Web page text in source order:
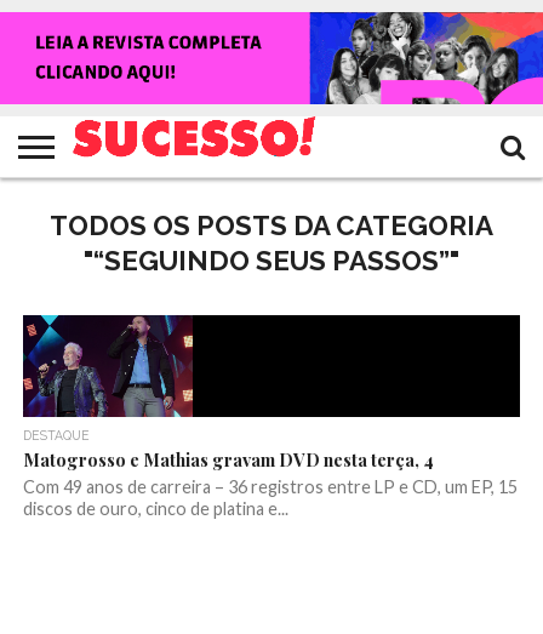
NOTÍCIAS
SHOWS
ENTREVISTAS
CLIQUES
RANKING
CROWLEY
TV
SUCESSO!
REVISTA
SUCESSO!
TODOS OS POSTS DA CATEGORIA
"“SEGUINDO SEUS PASSOS”"
DESTAQUE
Matogrosso e Mathias gravam DVD nesta terça, 4
Com 49 anos de carreira – 36 registros entre LP e CD, um EP, 15
discos de ouro, cinco de platina e...